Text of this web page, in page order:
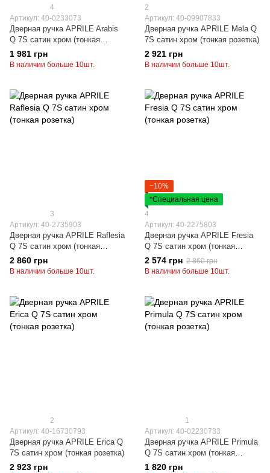
4
Артикул: 40-0233073
Дверная ручка APRILE Arabis
Q 7S сатин хром (тонкая
розетка)
1 981 грн
В наличии больше 10шт.
2
Артикул: 40-09907833
Дверная ручка APRILE Mela Q
7S сатин хром (тонкая розетка)
2 921 грн
В наличии больше 10шт.
3
Артикул: 40-2735903
Дверная ручка APRILE Raflesia
Q 7S сатин хром (тонкая
розетка)
2 860 грн
В наличии больше 10шт.
−10%
*Специальная цена
4
Артикул: 40-2275803
Дверная ручка APRILE Fresia
Q 7S сатин хром (тонкая
розетка)
2 574 грн 2 860 грн
В наличии больше 10шт.
2
Артикул: 40-16730793
Дверная ручка APRILE Erica Q
7S сатин хром (тонкая розетка)
2 923 грн
1
Артикул: 40-02230733
Дверная ручка APRILE Primula
Q 7S сатин хром (тонкая
розетка)
1 820 грн